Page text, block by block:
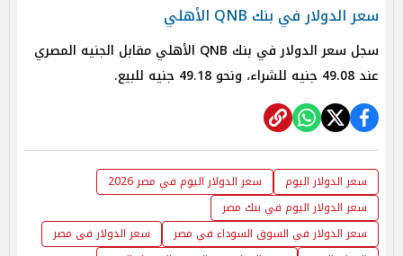
سعر الدولار في بنك QNB الأهلي
سجل سعر الدولار في بنك QNB الأهلي مقابل الجنيه المصري
عند 49.08 جنيه للشراء، ونحو 49.18 جنيه للبيع.
سعر الدولار اليوم
سعر الدولار اليوم في مصر 2026
سعر الدولار اليوم في بنك مصر
سعر الدولار في السوق السوداء في مصر
سعر الدولار فى مصر